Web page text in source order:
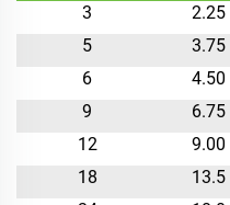
3
2.25
5
3.75
6
4.50
9
6.75
12
9.00
18
13.5